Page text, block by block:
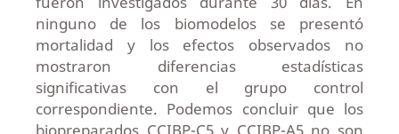
ninguno de los biomodelos se presentó
mortalidad y los efectos observados no
mostraron diferencias estadísticas
significativas con el grupo control
correspondiente. Podemos concluir que los